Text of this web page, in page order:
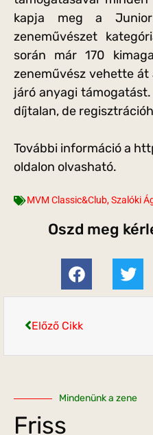
kapja meg a
zeneművészet
során már 170
zeneművész vehette át
járó anyagi
díjtalan, de
További információ a
oldalon olvasható.
MVM Classic&Club,Szalóki
Oszd meg
Előző Cikk
Mindenünk a zene
Friss